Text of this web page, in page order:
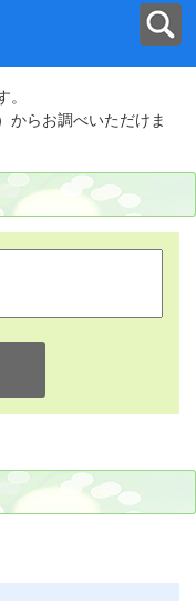
からお調べいただけま